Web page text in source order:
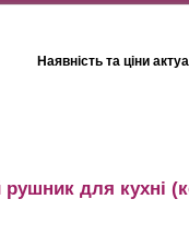
Наявність та ціни
для кухні